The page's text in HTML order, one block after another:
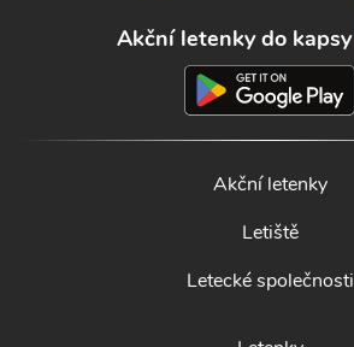
Akční letenky do kapsy
Akční letenky
Letiště
Letecké společnosti